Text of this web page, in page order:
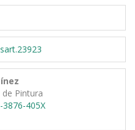
Pintura
405X